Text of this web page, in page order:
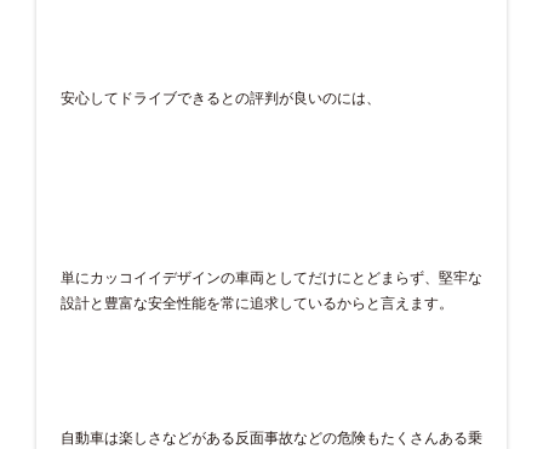
安心してドライブできるとの評判が良いのには、
単にカッコイイデザインの車両としてだけにとどまらず、堅牢な
設計と豊富な安全性能を常に追求しているからと言えます。
自動車は楽しさなどがある反面事故などの危険もたくさんある乗